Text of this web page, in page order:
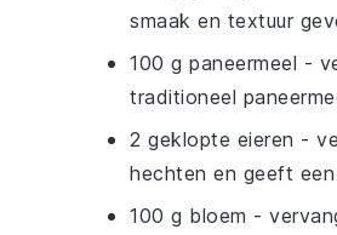
smaak en textuur
100 g paneermeel -
traditioneel
2 geklopte eieren -
hechten en geeft
100 g bloem -